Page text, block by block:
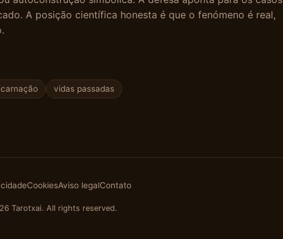
A posição científica honesta é que o fenómeno é real,
vidas passadas
CookiesAviso legalContato
Tarotxai. All rights reserved.